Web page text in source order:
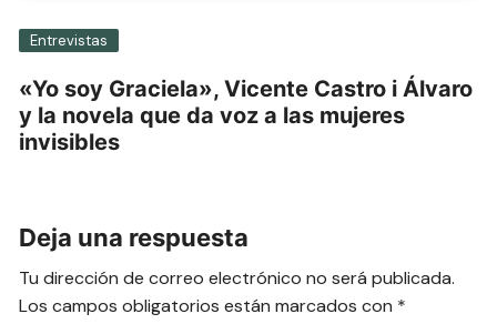
Entrevistas
«Yo soy Graciela», Vicente Castro i Álvaro
y la novela que da voz a las mujeres
invisibles
Deja una respuesta
Tu dirección de correo electrónico no será publicada.
Los campos obligatorios están marcados con *